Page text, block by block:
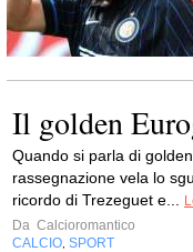
Il golden
Quando si parla di
rassegnazione vela lo
ricordo di Trezeguet e...
Da Calcioromantico
CALCIO SPORT